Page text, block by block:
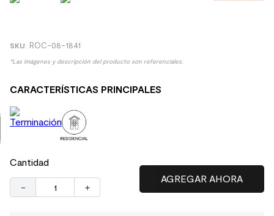
: ROC-08-1841
*Las imágenes y descripción del producto son referenciales.
CARACTERÍSTICAS PRINCIPALES
Cantidad
＋
－